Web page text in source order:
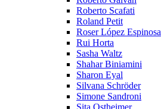
Roberto Scafati
Roland Petit
Roser López Espinosa
Rui Horta
Sasha Waltz
Shahar Biniamini
Sharon Eyal
Silvana Schröder
Simone Sandroni
Sita Ostheimer